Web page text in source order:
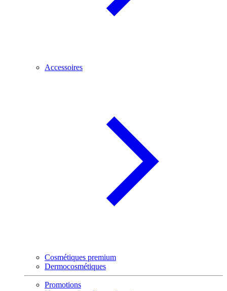
Accessoires
Cosmétiques premium
Dermocosmétiques
Promotions